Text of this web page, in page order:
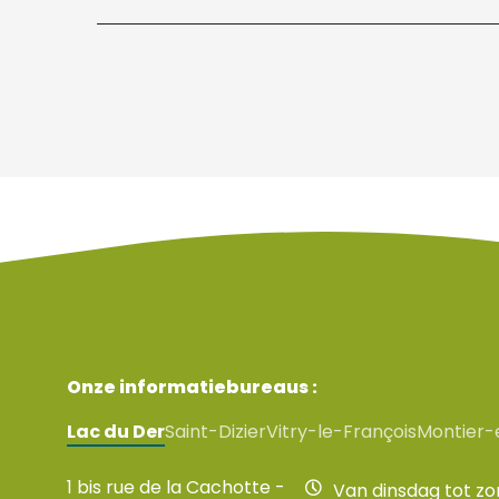
Onze informatiebureaus :
Lac du DerSaint-DizierVitry-le-François
1 bis rue de la Cachotte - Van dinsdag tot